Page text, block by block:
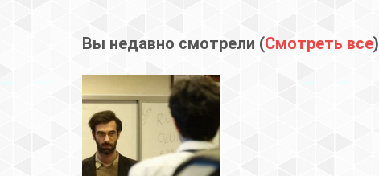
Вы недавно смотрели (Смотреть все)